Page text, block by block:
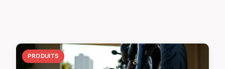
PRODUITS